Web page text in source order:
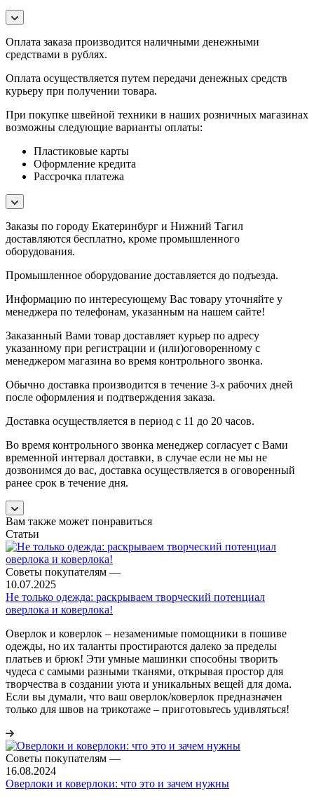
Оплата заказа производится наличными денежными
средствами в рублях.
Оплата осуществляется путем передачи денежных средств
курьеру при получении товара.
При покупке швейной техники в наших розничных магазинах
возможны следующие варианты оплаты:
Пластиковые карты
Оформление кредита
Рассрочка платежа
Заказы по городу Екатеринбург и Нижний Тагил
доставляются бесплатно, кроме промышленного
оборудования.
Промышленное оборудование доставляется до подъезда.
Информацию по интересующему Вас товару уточняйте у
менеджера по телефонам, указанным на нашем сайте!
Заказанный Вами товар доставляет курьер по адресу
указанному при регистрации и (или)оговоренному с
менеджером магазина во время контрольного звонка.
Обычно доставка производится в течение 3-х рабочих дней
после оформления и подтверждения заказа.
Доставка осуществляется в период с 11 до 20 часов.
Во время контрольного звонка менеджер согласует с Вами
временной интервал доставки, в случае если не мы не
дозвонимся до вас, доставка осуществляется в оговоренный
ранее срок в течение дня.
Вам также может понравиться
Статьи
Советы покупателям —
10.07.2025
Не только одежда: раскрываем творческий потенциал
оверлока и коверлока!
Оверлок и коверлок – незаменимые помощники в пошиве
одежды, но их таланты простираются далеко за пределы
платьев и брюк! Эти умные машинки способны творить
чудеса с самыми разными тканями, открывая простор для
творчества в создании уюта и уникальных вещей для дома.
Если вы думали, что ваш оверлок/коверлок предназначен
только для швов на трикотаже – приготовьтесь удивляться!
Советы покупателям —
16.08.2024
Оверлоки и коверлоки: что это и зачем нужны